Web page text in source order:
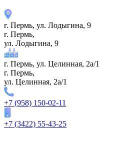
г. Пермь, ул. ​Лодыгина, 9
г. Пермь,
ул. ​Лодыгина, 9
г. Пермь, ул. Целинная, 2а/1
г. Пермь,
ул. Целинная, 2а/1
+7 (958) 150-02-11
+7 (3422) 55-43-25